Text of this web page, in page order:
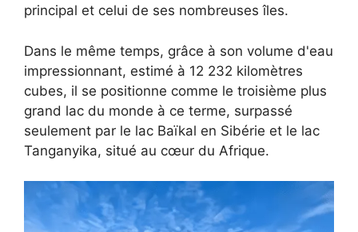
principal et celui de ses nombreuses îles.
Dans le même temps, grâce à son volume d'eau
impressionnant, estimé à 12 232 kilomètres
cubes, il se positionne comme le troisième plus
grand lac du monde à ce terme, surpassé
seulement par le lac Baïkal en Sibérie et le lac
Tanganyika, situé au cœur du Afrique.